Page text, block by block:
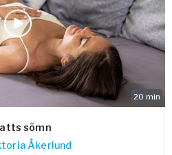
Yogobe
å styrke folkehelsen
20 min
sömn
Åkerlund